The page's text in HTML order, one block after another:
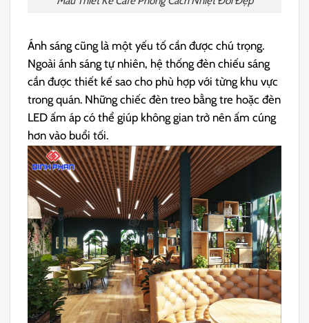
Ánh sáng cũng là một yếu tố cần được chú trọng.
Ngoài ánh sáng tự nhiên, hệ thống đèn chiếu sáng
cần được thiết kế sao cho phù hợp với từng khu vực
trong quán. Những chiếc đèn treo bằng tre hoặc đèn
LED ấm áp có thể giúp không gian trở nên ấm cúng
hơn vào buổi tối.